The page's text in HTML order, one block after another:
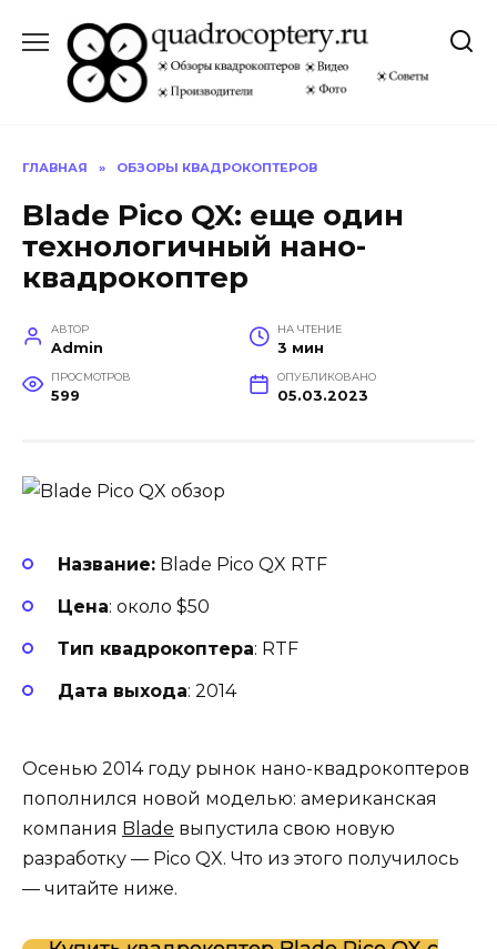
содержанию
ГЛАВНАЯ » ОБЗОРЫ КВАДРОКОПТЕРОВ
Blade Pico QX: еще один
технологичный нано-
квадрокоптер
АВТОР
Admin
НА ЧТЕНИЕ
3 мин
ПРОСМОТРОВ
599
ОПУБЛИКОВАНО
05.03.2023
Название: Blade Pico QX RTF
Цена: около $50
Тип квадрокоптера: RTF
Дата выхода: 2014
Осенью 2014 году рынок нано-квадрокоптеров
пополнился новой моделью: американская
компания Blade выпустила свою новую
разработку — Pico QX. Что из этого получилось
— читайте ниже.